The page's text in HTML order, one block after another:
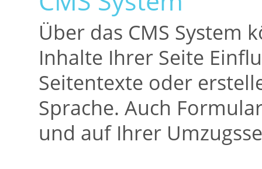
Über das CMS System
Inhalte Ihrer Seite
Seitentexte oder
Sprache. Auch
und auf Ihrer